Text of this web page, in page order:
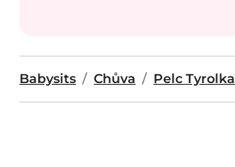
Babysits Chůva Pelc Tyrolka